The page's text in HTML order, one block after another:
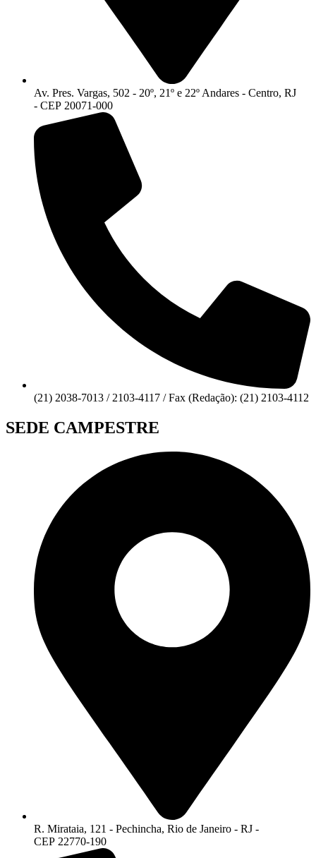
Av. Pres. Vargas, 502 - 20º, 21º e 22º Andares - Centro, RJ
- CEP 20071-000
(21) 2038-7013 / 2103-4117 / Fax (Redação): (21) 2103-4112
SEDE CAMPESTRE
R. Mirataia, 121 - Pechincha, Rio de Janeiro - RJ -
CEP 22770-190